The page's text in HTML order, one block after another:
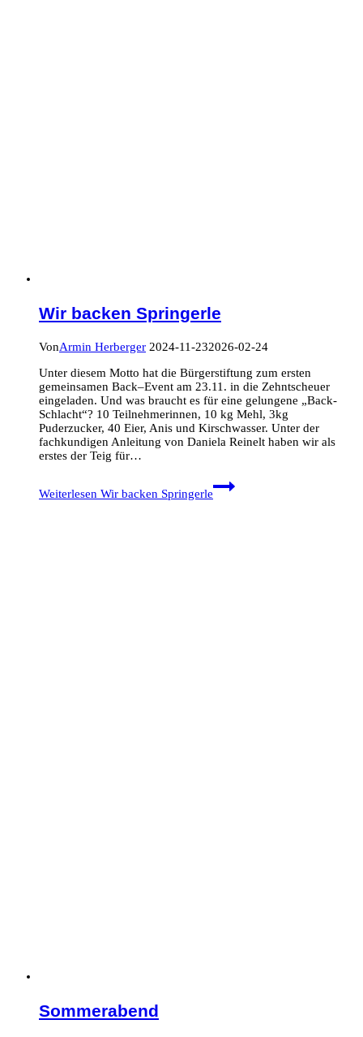
Wir backen Springerle
VonArmin Herberger 2024-11-232026-02-24
Unter diesem Motto hat die Bürgerstiftung zum ersten
gemeinsamen Back–Event am 23.11. in die Zehntscheuer
eingeladen. Und was braucht es für eine gelungene „Back-
Schlacht“? 10 Teilnehmerinnen, 10 kg Mehl, 3kg
Puderzucker, 40 Eier, Anis und Kirschwasser. Unter der
fachkundigen Anleitung von Daniela Reinelt haben wir als
erstes der Teig für…
Weiterlesen Wir backen Springerle
Sommerabend